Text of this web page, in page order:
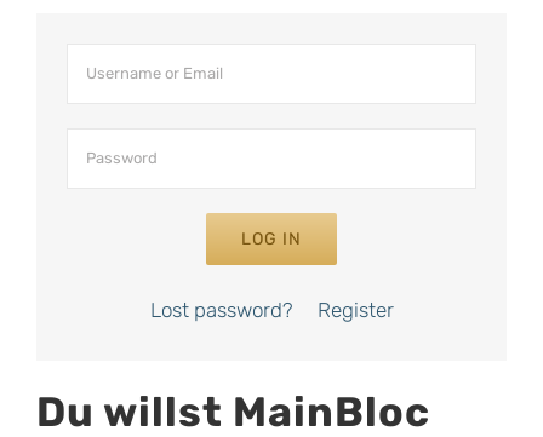
LOG IN
Lost password? Register
Du willst MainBloc